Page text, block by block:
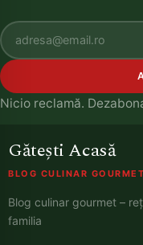
Nicio reclamă.
Gătești Acasă
BLOG CULINAR GOURMET
Blog culinar gourmet –
familia